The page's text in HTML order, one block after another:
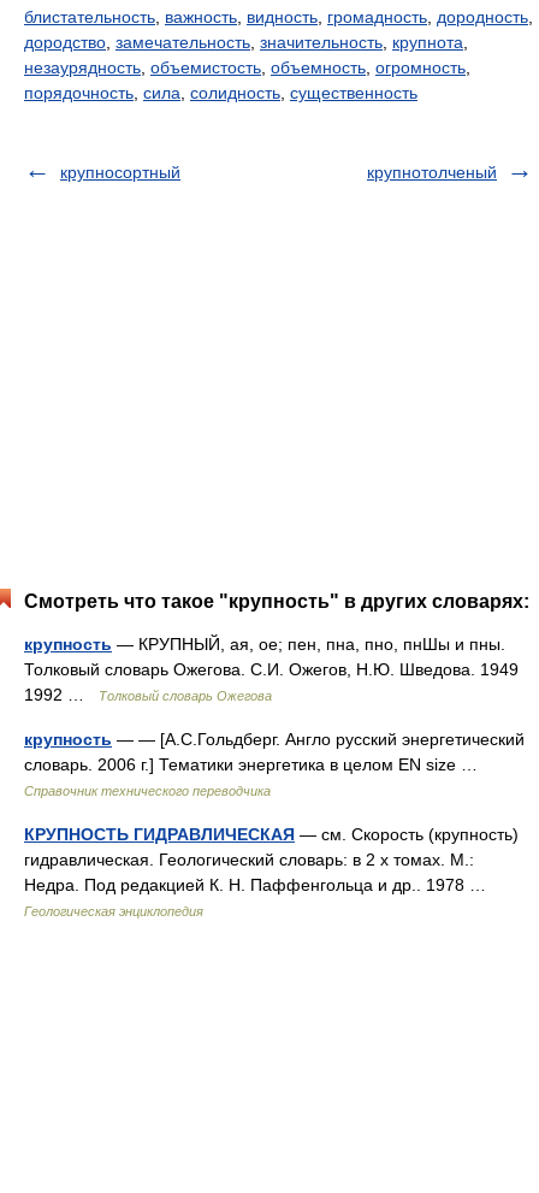
блистательность важность видность громадность дородность
дородство замечательность значительность крупнота
незаурядность объемистость объемность огромность
порядочность сила солидность существенность
крупносортный крупнотолченый
Смотреть что такое "крупность" в других словарях:
крупность — КРУПНЫЙ, ая, ое; пен, пна, пно, пнШы и пны.
Толковый словарь Ожегова. С.И. Ожегов, Н.Ю. Шведова. 1949
1992 …
Толковый словарь Ожегова
крупность — — [А.С.Гольдберг. Англо русский энергетический
словарь. 2006 г.] Тематики энергетика в целом EN size …
Справочник технического переводчика
КРУПНОСТЬ ГИДРАВЛИЧЕСКАЯ — см. Скорость (крупность)
гидравлическая. Геологический словарь: в 2 х томах. М.:
Недра. Под редакцией К. Н. Паффенгольца и др.. 1978 …
Геологическая энциклопедия